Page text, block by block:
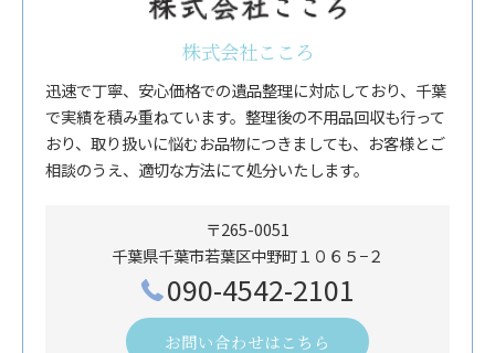
株式会社こころ
迅速で丁寧、安心価格での遺品整理に対応しており、千葉
で実績を積み重ねています。整理後の不用品回収も行って
おり、取り扱いに悩むお品物につきましても、お客様とご
相談のうえ、適切な方法にて処分いたします。
〒265-0051
千葉県千葉市若葉区中野町１０６５−２
090-4542-2101
お問い合わせはこちら